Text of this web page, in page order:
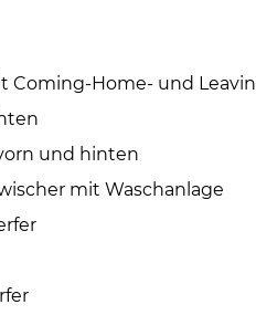
Coming-Home- und
und hinten
mit Waschanlage